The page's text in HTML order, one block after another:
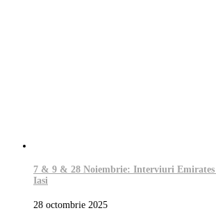
7 & 9 & 28 Noiembrie: Interviuri
Iasi
28 octombrie 2025